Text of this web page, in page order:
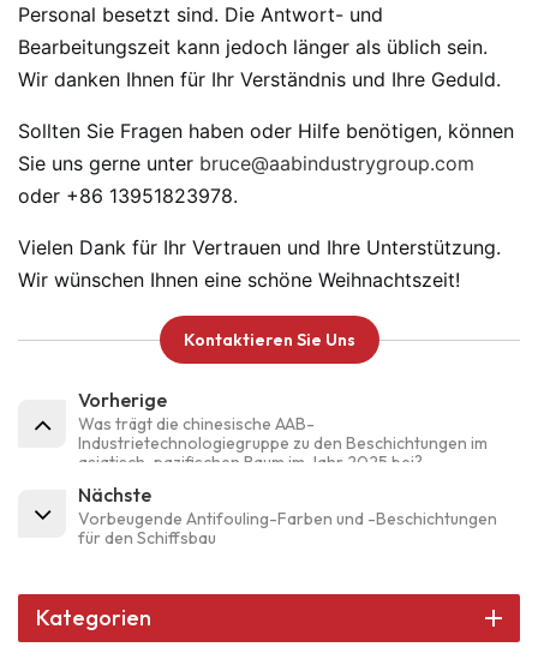
Personal besetzt sind. Die Antwort- und
Bearbeitungszeit kann jedoch länger als üblich sein.
Wir danken Ihnen für Ihr Verständnis und Ihre Geduld.
Sollten Sie Fragen haben oder Hilfe benötigen, können
Sie uns gerne unter bruce@aabindustrygroup.com
oder +86 13951823978.
Vielen Dank für Ihr Vertrauen und Ihre Unterstützung.
Wir wünschen Ihnen eine schöne Weihnachtszeit!
Kontaktieren Sie Uns
Vorherige
Was trägt die chinesische AAB-
Industrietechnologiegruppe zu den Beschichtungen im
asiatisch-pazifischen Raum im Jahr 2025 bei?
Nächste
Vorbeugende Antifouling-Farben und -Beschichtungen
für den Schiffsbau
Kategorien